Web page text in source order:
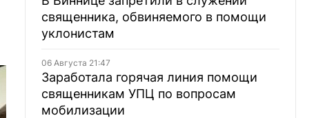
священника, обвиняемого в помощи
уклонистам
06 Августа 21:47
Заработала горячая линия помощи
священникам УПЦ по вопросам
мобилизации